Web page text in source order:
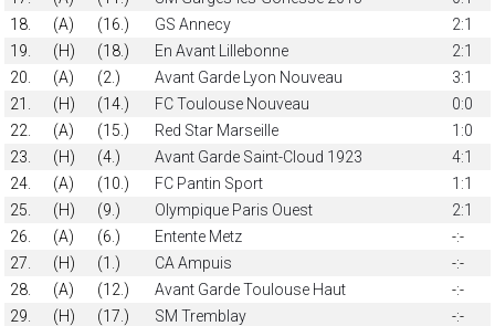
18.
(A) (16.) GS Annecy
2:1
19.
(H) (18.) En Avant Lillebonne
2:1
20.
(A) (2.) Avant Garde Lyon Nouveau
3:1
21.
(H) (14.) FC Toulouse Nouveau
0:0
22.
(A) (15.) Red Star Marseille
1:0
23.
(H) (4.) Avant Garde Saint-Cloud 1923
4:1
24.
(A) (10.) FC Pantin Sport
1:1
25.
(H) (9.) Olympique Paris Ouest
2:1
26.
(A) (6.) Entente Metz
-:-
27.
(H) (1.) CA Ampuis
-:-
28.
(A) (12.) Avant Garde Toulouse Haut
-:-
29.
(H) (17.) SM Tremblay
-:-